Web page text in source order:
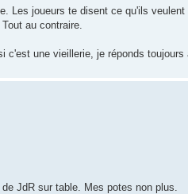
Les joueurs te disent ce qu'ils
au contraire.
une vieillerie, je réponds
JdR sur table. Mes potes non plus.